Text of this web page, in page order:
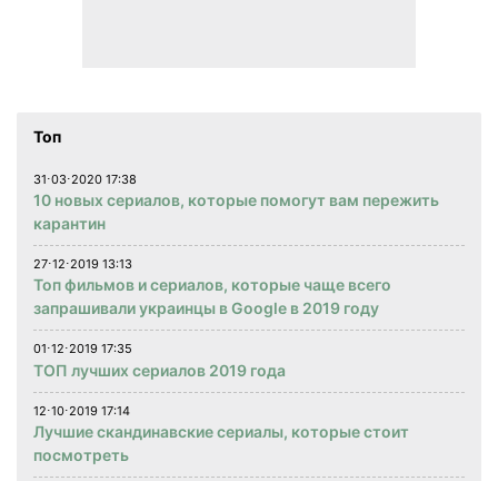
Топ
31⋅03⋅2020 17:38
10 новых сериалов, которые помогут вам пережить
карантин
27⋅12⋅2019 13:13
Топ фильмов и сериалов, которые чаще всего
запрашивали украинцы в Google в 2019 году
01⋅12⋅2019 17:35
ТОП лучших сериалов 2019 года
12⋅10⋅2019 17:14
Лучшие скандинавские сериалы, которые стоит
посмотреть